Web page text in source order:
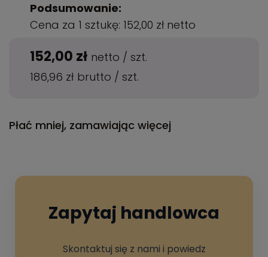
Podsumowanie:
Cena za 1 sztukę: 152,00 zł netto
152,00 zł netto / szt.
186,96 zł brutto / szt.
Płać mniej, zamawiając więcej
Zapytaj handlowca
Skontaktuj się z nami i powiedz